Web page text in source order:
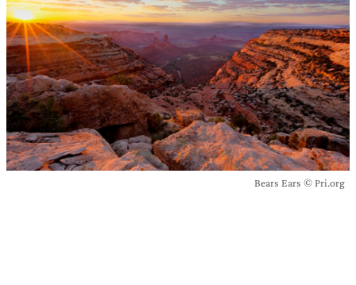
Bears Ears © Pri.org